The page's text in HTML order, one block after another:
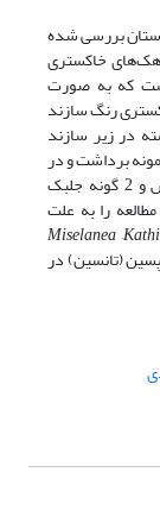
بررسی شده
شامل سنگ‌آهک‌های خاکستری
که به صورت
رنگ سازند
در زیر سازند
می‌گیرد. از این برش چینه‌شناسی 160 نمونه برداشت و در
آنها 28 جنس و 4 گونه روزن‌بران کف‌زی و 6 جنس و 2 گونه جلبک
را به علت
Miselanea
(تانسین) در